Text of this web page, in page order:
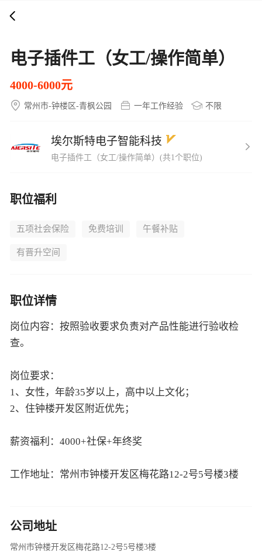
电子插件工（女工/操作简单）
4000-6000元
常州市-钟楼区-青枫公园 一年工作经验 不限
埃尔斯特电子智能科技
电子插件工（女工/操作简单）(共1个职位)
职位福利
五项社会保险 免费培训 午餐补贴
有晋升空间
职位详情
岗位内容：按照验收要求负责对产品性能进行验收检
查。
岗位要求：
1、女性，年龄35岁以上，高中以上文化；
2、住钟楼开发区附近优先；
薪资福利：4000+社保+年终奖
工作地址：常州市钟楼开发区梅花路12-2号5号楼3楼
公司地址
常州市钟楼开发区梅花路12-2号5号楼3楼